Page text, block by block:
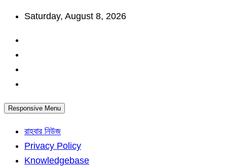
Skip
content
Saturday, August 8, 2026
Responsive Menu
রাহবার নিউজ
Privacy Policy
Knowledgebase